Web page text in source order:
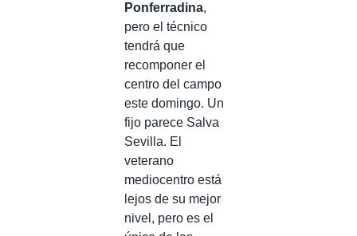
Ponferradina,
pero el técnico
tendrá que
recomponer el
centro del campo
este domingo. Un
fijo parece Salva
Sevilla. El
veterano
mediocentro está
lejos de su mejor
nivel, pero es el